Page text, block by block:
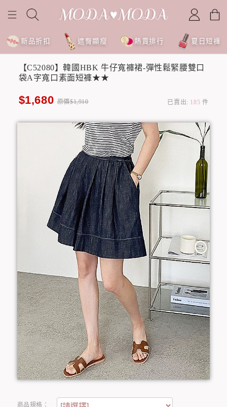
新品折扣 遮臀顯瘦 熱賣排行 夏日短褲
【C52080】韓國HBK 牛仔寬褲裙-彈性鬆緊腰雙口
袋A字寬口素面短褲★★
$1,680 原價$1,910 已賣出: 185 件
商品規格：